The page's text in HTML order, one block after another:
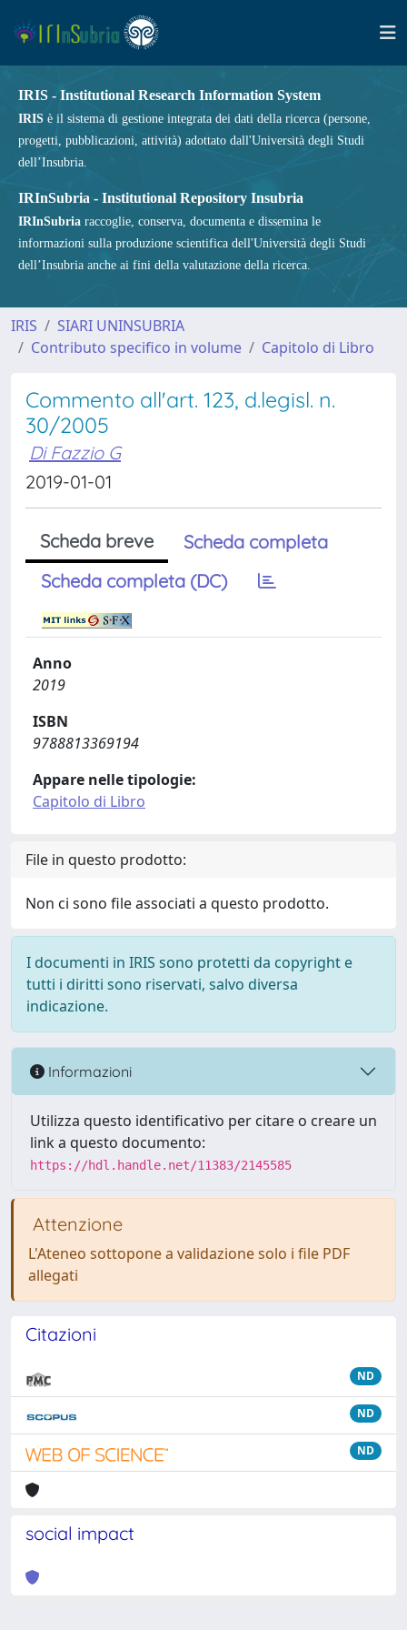
IRIS - Institutional Research Information System
IRIS è il sistema di gestione integrata dei dati della ricerca (persone,
progetti, pubblicazioni, attività) adottato dall'Università degli Studi
dell’Insubria.
IRInSubria - Institutional Repository Insubria
IRInSubria raccoglie, conserva, documenta e dissemina le
informazioni sulla produzione scientifica dell'Università degli Studi
dell’Insubria anche ai fini della valutazione della ricerca.
IRIS
SIARI UNINSUBRIA
Contributo specifico in volume
Capitolo di Libro
Commento all'art. 123, d.legisl. n.
30/2005
Di Fazzio G
2019-01-01
Scheda breve
Scheda completa
Scheda completa (DC)
Anno
2019
ISBN
9788813369194
Appare nelle tipologie:
Capitolo di Libro
File in questo prodotto:
Non ci sono file associati a questo prodotto.
I documenti in IRIS sono protetti da copyright e
tutti i diritti sono riservati, salvo diversa
indicazione.
Informazioni
Utilizza questo identificativo per citare o creare un
link a questo documento:
https://hdl.handle.net/11383/2145585
Attenzione
L'Ateneo sottopone a validazione solo i file PDF
allegati
Citazioni
ND
ND
ND
social impact